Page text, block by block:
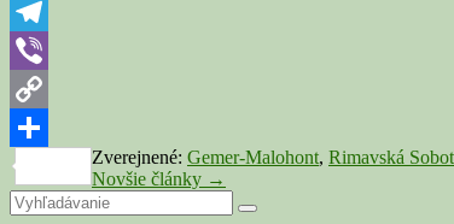
WhatsApp
Telegram
Viber
Copy
Link
Share
Zverejnené: Gemer-Malohont, Rimavská
Navigácia
v
Novšie články →
Primary
Search
Search